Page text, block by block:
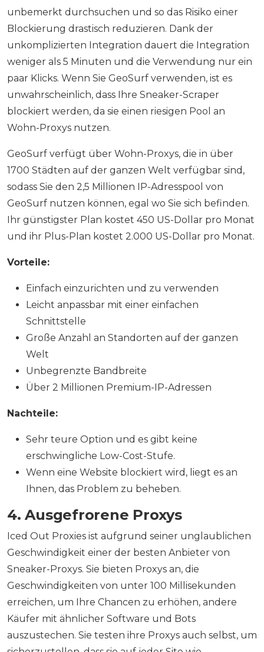
unbemerkt durchsuchen und so das Risiko einer
Blockierung drastisch reduzieren. Dank der
unkomplizierten Integration dauert die Integration
weniger als 5 Minuten und die Verwendung nur ein
paar Klicks. Wenn Sie GeoSurf verwenden, ist es
unwahrscheinlich, dass Ihre Sneaker-Scraper
blockiert werden, da sie einen riesigen Pool an
Wohn-Proxys nutzen.
GeoSurf verfügt über Wohn-Proxys, die in über
1700 Städten auf der ganzen Welt verfügbar sind,
sodass Sie den 2,5 Millionen IP-Adresspool von
GeoSurf nutzen können, egal wo Sie sich befinden.
Ihr günstigster Plan kostet 450 US-Dollar pro Monat
und ihr Plus-Plan kostet 2.000 US-Dollar pro Monat.
Vorteile:
Einfach einzurichten und zu verwenden
Leicht anpassbar mit einer einfachen
Schnittstelle
Große Anzahl an Standorten auf der ganzen
Welt
Unbegrenzte Bandbreite
Über 2 Millionen Premium-IP-Adressen
Nachteile:
Sehr teure Option und es gibt keine
erschwingliche Low-Cost-Stufe.
Wenn eine Website blockiert wird, liegt es an
Ihnen, das Problem zu beheben.
4. Ausgefrorene Proxys
Iced Out Proxies ist aufgrund seiner unglaublichen
Geschwindigkeit einer der besten Anbieter von
Sneaker-Proxys. Sie bieten Proxys an, die
Geschwindigkeiten von unter 100 Millisekunden
erreichen, um Ihre Chancen zu erhöhen, andere
Käufer mit ähnlicher Software und Bots
auszustechen. Sie testen ihre Proxys auch selbst, um